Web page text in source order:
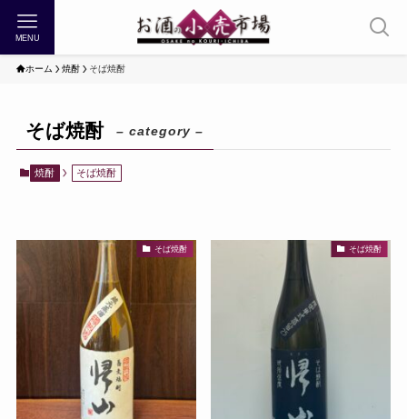
MENU
ホーム 焼酎 そば焼酎
そば焼酎 – category –
焼酎 そば焼酎
そば焼酎 そば焼酎